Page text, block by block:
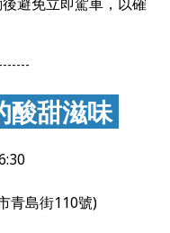
酸甜滋味
青島街110號)